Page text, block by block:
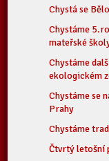
Chystá se
Chystáme
mateřské
Chystáme
ekologickém
Chystáme se
Prahy
Chystáme
Čtvrtý letošní